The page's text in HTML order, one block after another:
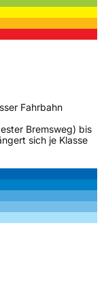
Fahrbahn
Bremsweg) bis
sich je Klasse